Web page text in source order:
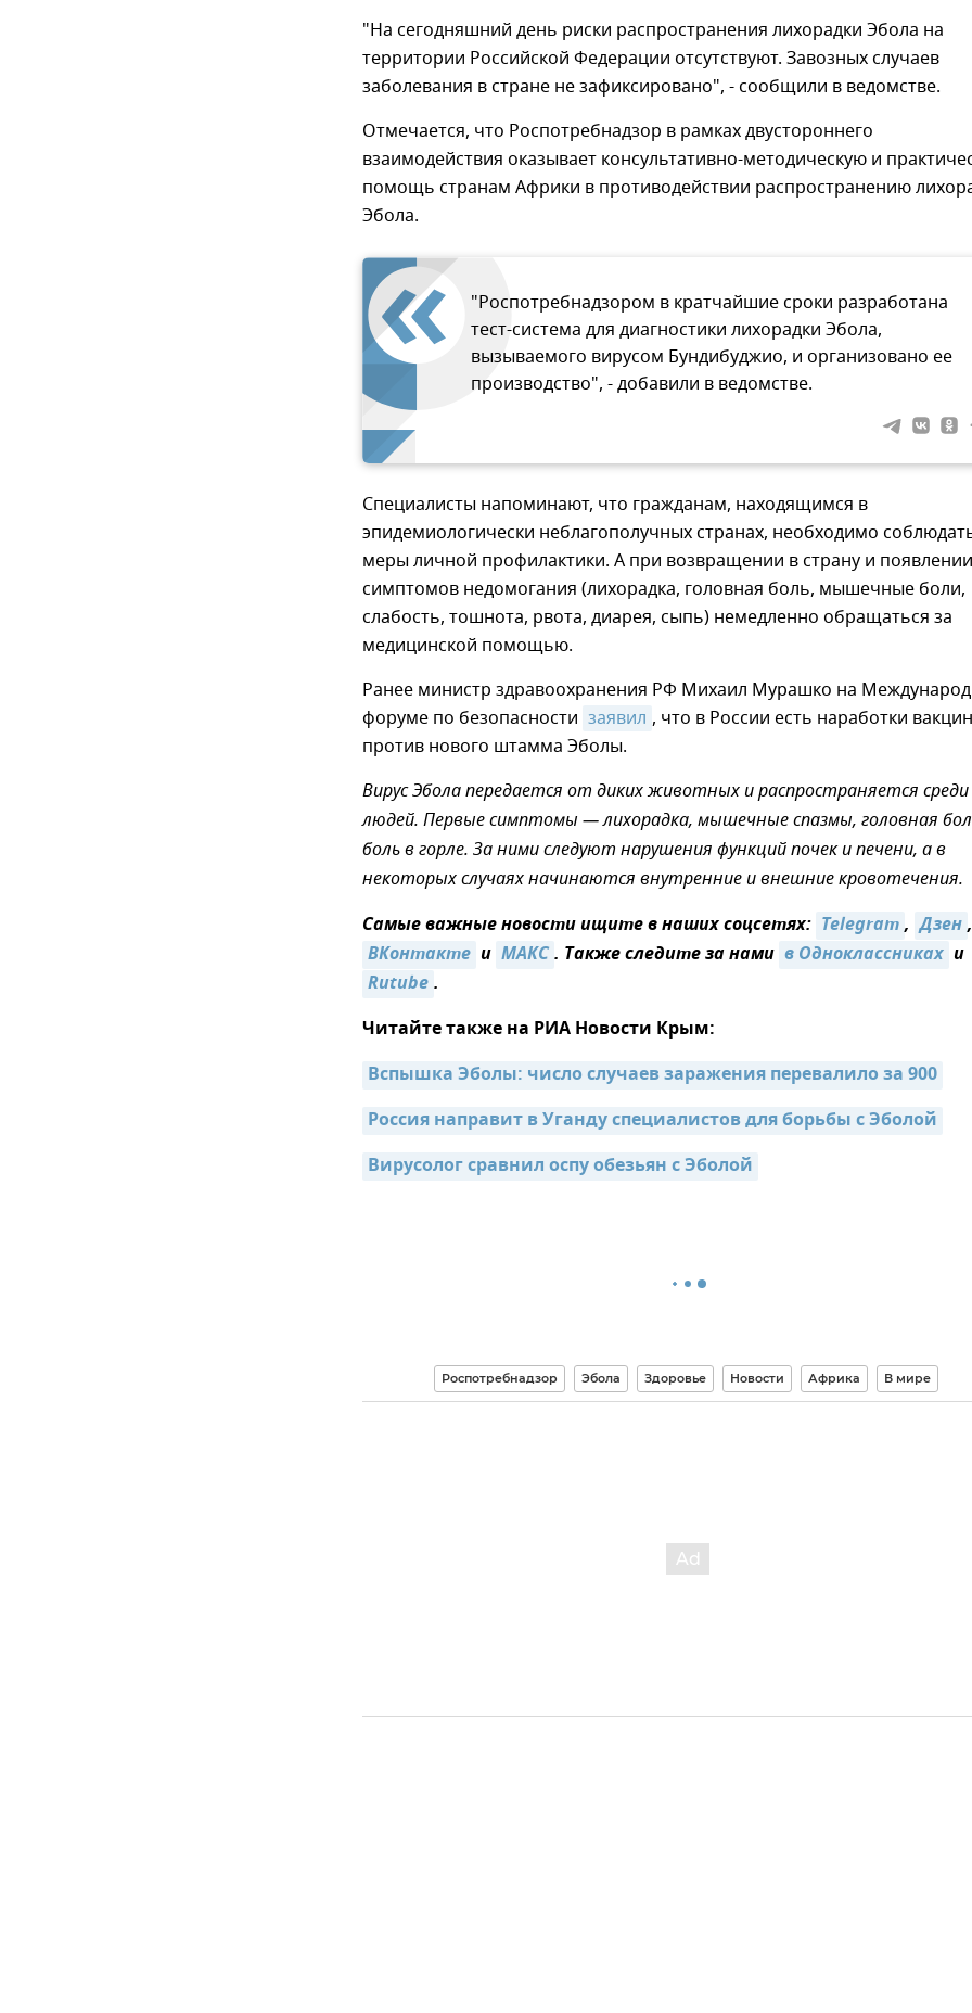
"На сегодняшний день риски распространения лихорадки Эбола на
территории Российской Федерации отсутствуют. Завозных случаев
заболевания в стране не зафиксировано", - сообщили в ведомстве.
Отмечается, что Роспотребнадзор в рамках двустороннего
взаимодействия оказывает консультативно-методическую и
помощь странам Африки в противодействии распространению
Эбола.
"Роспотребнадзором в кратчайшие сроки разработана
тест-система для диагностики лихорадки Эбола,
вызываемого вирусом Бундибуджио, и организовано ее
производство", - добавили в ведомстве.
Специалисты напоминают, что гражданам, находящимся в
эпидемиологически неблагополучных странах, необходимо
меры личной профилактики. А при возвращении в страну и появлении
симптомов недомогания (лихорадка, головная боль, мышечные боли,
слабость, тошнота, рвота, диарея, сыпь) немедленно обращаться за
медицинской помощью.
Ранее министр здравоохранения РФ Михаил Мурашко на
форуме по безопасности заявил , что в России есть наработки
против нового штамма Эболы.
Вирус Эбола передается от диких животных и распространяется среди
людей. Первые симптомы — лихорадка, мышечные спазмы, головная
боль в горле. За ними следуют нарушения функций почек и печени, а в
некоторых случаях начинаются внутренние и внешние кровотечения.
Самые важные новости ищите в наших соцсетях: Telegram, Дзен,
ВКонтакте и МАКС. Также следите за нами в Одноклассниках и
Rutube.
Читайте также на РИА Новости Крым:
Вспышка Эболы: число случаев заражения перевалило за 900
Россия направит в Уганду специалистов для борьбы с Эболой
Вирусолог сравнил оспу обезьян с Эболой
Роспотребнадзор Эбола Здоровье Новости Африка В мире